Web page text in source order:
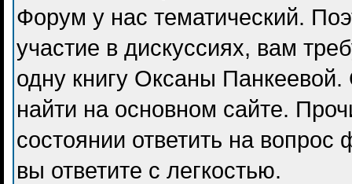
Форум у нас тематический.
участие в дискуссиях, вам
одну книгу Оксаны
найти на основном сайте.
состоянии ответить на
вы ответите с легкостью.